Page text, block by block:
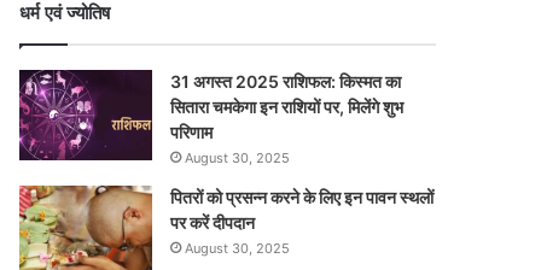
धर्म एवं ज्योतिष
31 अगस्त 2025 राशिफल: किस्मत का
सितारा चमकेगा इन राशियों पर, मिलेंगे शुभ
परिणाम
August 30, 2025
पितरों को प्रसन्न करने के लिए इन पावन स्थलों
पर करें दीपदान
August 30, 2025